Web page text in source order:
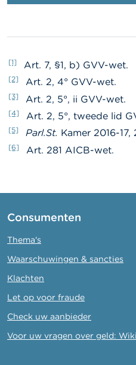
[1] Art. 7, §1, b) GVV-wet.
[2] Art. 2, 4° GVV-wet.
[3] Art. 2, 5°, ii GVV-wet.
[4] Art. 2, 5°, tweede lid
[5] Parl.St. Kamer 2016-17,
[6] Art. 281 AICB-wet.
Consumenten
Thema's
Waarschuwingen & sancties
Klachten
Let op voor fraude
Check uw aanbieder
Voor uw vragen over geld: